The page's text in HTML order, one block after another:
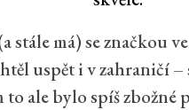
stále má) se značkou
uspět i v zahraničí –
to ale bylo spíš zbožné